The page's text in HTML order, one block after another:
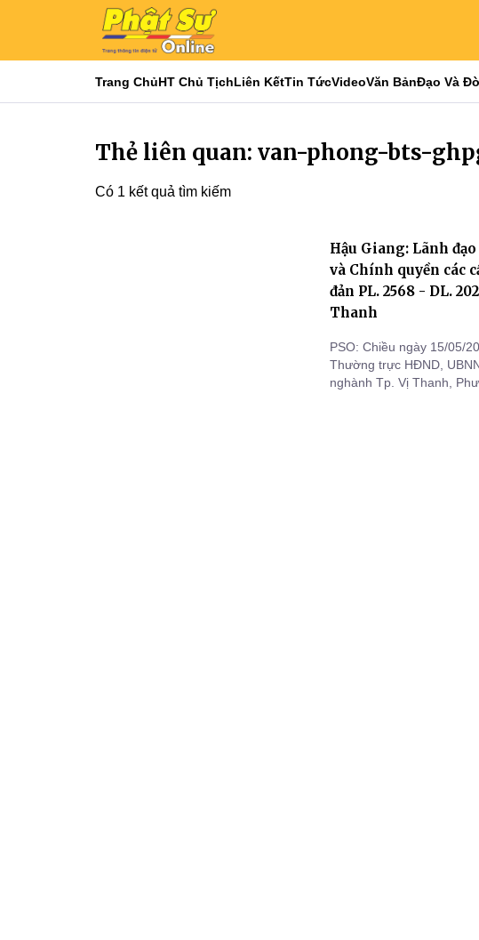
Trang ChủHT Chủ TịchLiên KếtTin TứcVideoVăn BảnĐạo Và
Thẻ liên quan: van-phong-bts-
Có 1 kết quả tìm kiếm
Hậu Giang: Lãnh
và Chính quyền các
đản PL. 2568 - DL.
Thanh
PSO: Chiều ngày 15/05/
Thường trực HĐND,
nghành Tp. Vị Thanh,